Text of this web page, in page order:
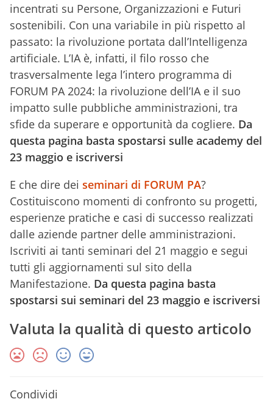
incentrati su Persone, Organizzazioni e Futuri
sostenibili. Con una variabile in più rispetto al
passato: la rivoluzione portata dall’Intelligenza
artificiale. L’IA è, infatti, il filo rosso che
trasversalmente lega l’intero programma di
FORUM PA 2024: la rivoluzione dell’IA e il suo
impatto sulle pubbliche amministrazioni, tra
sfide da superare e opportunità da cogliere. Da
questa pagina basta spostarsi sulle academy del
23 maggio e iscriversi
E che dire dei seminari di FORUM PA?
Costituiscono momenti di confronto su progetti,
esperienze pratiche e casi di successo realizzati
dalle aziende partner delle amministrazioni.
Iscriviti ai tanti seminari del 21 maggio e segui
tutti gli aggiornamenti sul sito della
Manifestazione. Da questa pagina basta
spostarsi sui seminari del 23 maggio e iscriversi
Valuta la qualità di questo articolo
Condividi